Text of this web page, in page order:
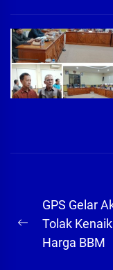
Navigasi
pos
Previous
post:
GPS Gelar
Tolak
Harga BBM